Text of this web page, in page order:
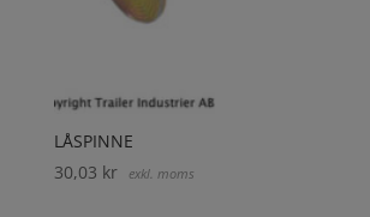
LÅSPINNE
30,03 kr exkl. moms